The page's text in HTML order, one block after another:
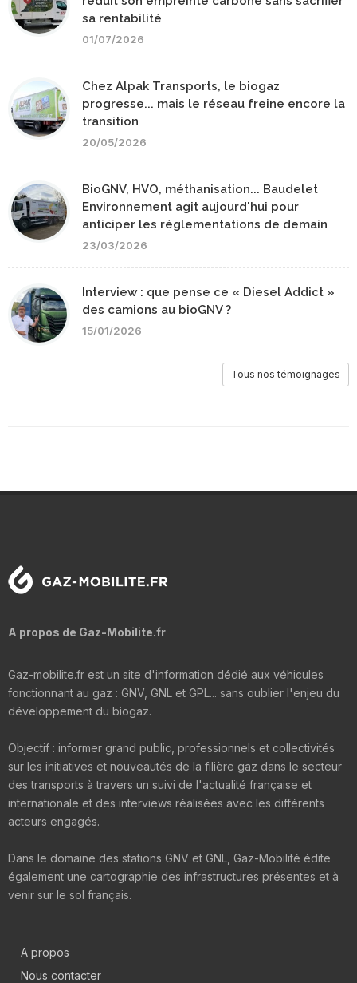
sa rentabilité
01/07/2026
Chez Alpak Transports, le biogaz
progresse... mais le réseau freine encore la
transition
20/05/2026
BioGNV, HVO, méthanisation... Baudelet
Environnement agit aujourd'hui pour
anticiper les réglementations de demain
23/03/2026
Interview : que pense ce « Diesel Addict »
des camions au bioGNV ?
15/01/2026
Tous nos témoignages
A propos de Gaz-Mobilite.fr
Gaz-mobilite.fr est un site d'information dédié aux véhicules
fonctionnant au gaz : GNV, GNL et GPL... sans oublier l'enjeu du
développement du biogaz.
Objectif : informer grand public, professionnels et collectivités
sur les initiatives et nouveautés de la filière gaz dans le secteur
des transports à travers un suivi de l'actualité française et
internationale et des interviews réalisées avec les différents
acteurs engagés.
Dans le domaine des stations GNV et GNL, Gaz-Mobilité édite
également une cartographie des infrastructures présentes et à
venir sur le sol français.
A propos
Nous contacter